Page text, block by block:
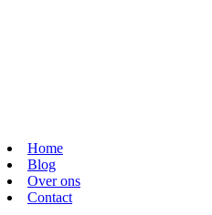
Home
Blog
Over ons
Contact